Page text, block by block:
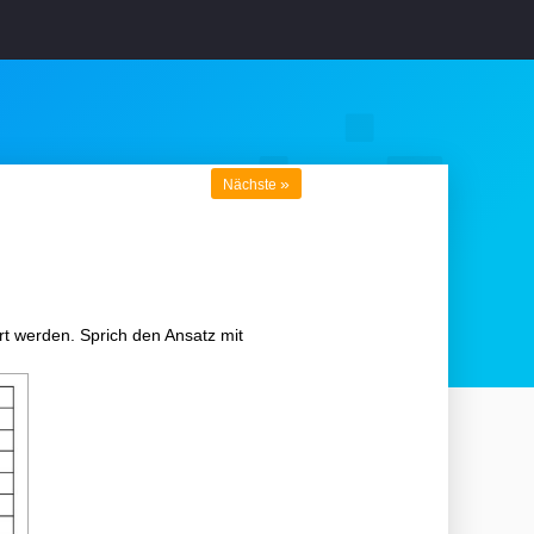
Nächste »
werden. Sprich den Ansatz mit